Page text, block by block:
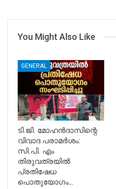
You Might Also Like
GENERAL
ടി.ജി. മോഹൻദാസിന്റെ
വിവാദ പരാമർശം:
സി.പി. എം
തിരുവത്രയിൽ
പ്രതിഷേധ
പൊതുയോഗം…